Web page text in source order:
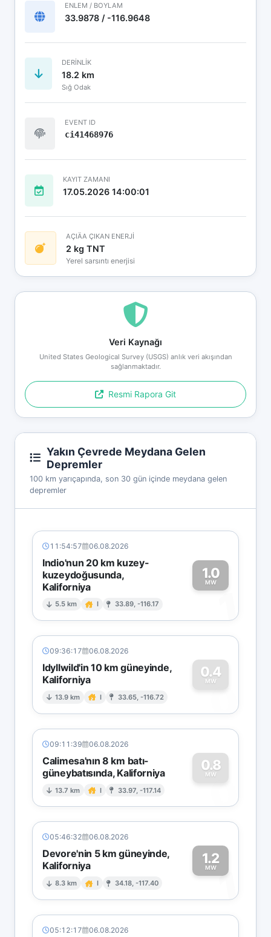
ENLEM / BOYLAM
33.9878 / -116.9648
DERINLIK
18.2 km
Sığ Odak
EVENT ID
ci41468976
KAYIT ZAMANI
17.05.2026 14:00:01
AÇIÄA ÇIKAN ENERJİ
2 kg TNT
Yerel sarsıntı enerjisi
Veri Kaynağı
United States Geological Survey (USGS) anlık veri akışından
sağlanmaktadır.
Resmi Rapora Git
Yakın Çevrede Meydana Gelen
Depremler
100 km yarıçapında, son 30 gün içinde meydana gelen
depremler
11:54:57 06.08.2026
Indio'nun 20 km kuzey-
kuzeydoğusunda,
Kaliforniya
5.5 km I 33.89, -116.17
1.0
MW
1
09:36:17 06.08.2026
Idyllwild'in 10 km güneyinde,
Kaliforniya
13.9 km I 33.65, -116.72
0.4
MW
0
09:11:39 06.08.2026
Calimesa'nın 8 km batı-
güneybatısında, Kaliforniya
13.7 km I 33.97, -117.14
0.8
MW
0
05:46:32 06.08.2026
Devore'nin 5 km güneyinde,
Kaliforniya
8.3 km I 34.18, -117.40
1.2
MW1
05:12:17 06.08.2026